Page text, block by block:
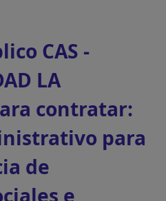
CAS -
LA
contratar:
para
de
e